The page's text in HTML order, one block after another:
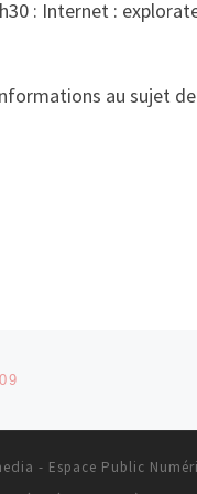
: Internet :
au sujet
- Espace Public